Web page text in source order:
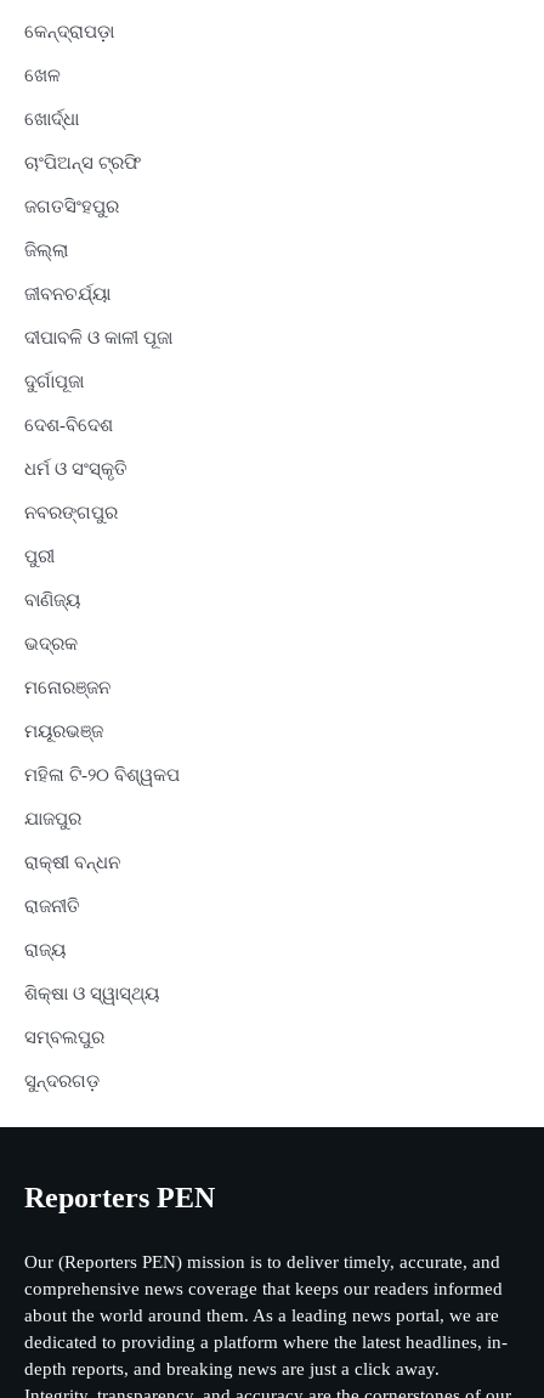
କେନ୍ଦ୍ରାପଡ଼ା
ଖେଳ
ଖୋର୍ଦ୍ଧା
ଚାଂପିଅନ୍ସ ଟ୍ରଫି
ଜଗତସିଂହପୁର
ଜିଲ୍ଲା
ଜୀବନଚର୍ଯ୍ୟା
ଦୀପାବଳି ଓ କାଳୀ ପୂଜା
ଦୁର୍ଗାପୂଜା
ଦେଶ-ବିଦେଶ
ଧର୍ମ ଓ ସଂସ୍କୃତି
ନବରଙ୍ଗପୁର
ପୁରୀ
ବାଣିଜ୍ୟ
ଭଦ୍ରକ
ମନୋରଞ୍ଜନ
ମୟୂରଭଞ୍ଜ
ମହିଳା ଟି-୨୦ ବିଶ୍ୱକପ
ଯାଜପୁର
ରାକ୍ଷୀ ବନ୍ଧନ
ରାଜନୀତି
ରାଜ୍ୟ
ଶିକ୍ଷା ଓ ସ୍ୱାସ୍ଥ୍ୟ
ସମ୍ବଲପୁର
ସୁନ୍ଦରଗଡ଼
Reporters PEN
Our (Reporters PEN) mission is to deliver timely, accurate, and
comprehensive news coverage that keeps our readers informed
about the world around them. As a leading news portal, we are
dedicated to providing a platform where the latest headlines, in-
depth reports, and breaking news are just a click away.